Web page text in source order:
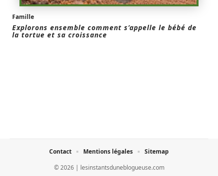
Famille
Explorons ensemble comment s’appelle le bébé de
la tortue et sa croissance
© 2026 | lesinstantsduneblogueuse.com
Contact Mentions légales Sitemap